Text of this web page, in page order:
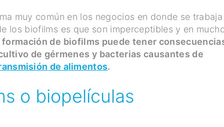
muy común en los negocios en donde se trabaja
los biofilms es que son imperceptibles y en
formación de biofilms puede tener
de gérmenes y bacterias causantes de
de alimentos.
o biopelículas